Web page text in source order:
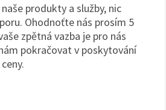
naše produkty a služby, nic
Ohodnoťte nás prosím 5
zpětná vazba je pro nás
pokračovat v poskytování